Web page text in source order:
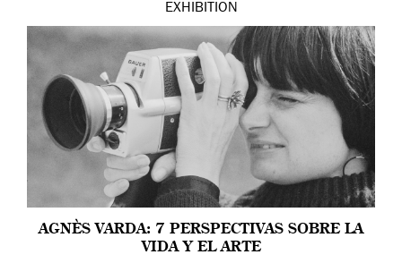
EXHIBITION
AGNÈS VARDA: 7 PERSPECTIVAS SOBRE LA
VIDA Y EL ARTE